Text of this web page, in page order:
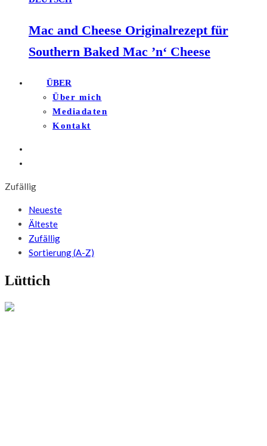
Mac and Cheese Originalrezept für
Southern Baked Mac ’n‘ Cheese
ÜBER
Über mich
Mediadaten
Kontakt
Zufällig
Neueste
Älteste
Zufällig
Sortierung (A-Z)
Lüttich